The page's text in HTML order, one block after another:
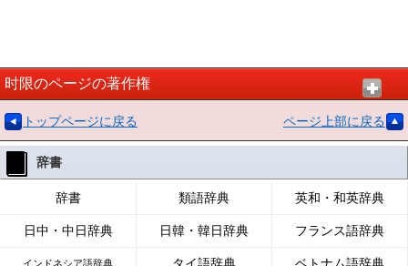
时限のページの著作権
トップページに戻る ページ上部に戻る
辞書
辞書 類語辞典 英和・和英辞典
日中・中日辞典 日韓・韓日辞典 フランス語辞典
インドネシア語辞典